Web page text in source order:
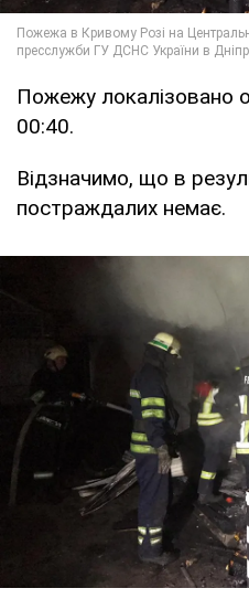
Пожежу локалізовано
00:40.
Відзначимо, що в
постраждалих немає.